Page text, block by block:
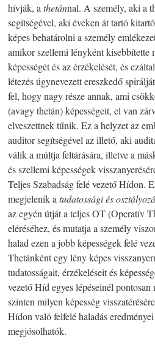
hívják, a thetánnal. A személy, aki a
segítségével, aki éveken át tartó
képes behatárolni a személy
amikor szellemi lényként kisebbítette
képességét és az érzékelését, és
létezés úgynevezett ereszkedő
fel, hogy nagy része annak, ami
(avagy thetán) képességeit, el van
elveszettnek tűnik. Ez a helyzet az
auditor segítségével az illető, aki
válik a múltja feltárására, illetve a
és szellemi képességek
Teljes Szabadság felé vezető Hídon.
megjelenik a tudatossági és
az egyén útját a teljes OT (Operatív
eléréséhez, és mutatja a személy
halad ezen a jobb képességek felé
Thetánként egy lény képes
tudatosságait, érzékeléseit és
vezető Híd egyes lépéseinél
szinten milyen képesség
Hídon való felfelé haladás
megjósolhatók.